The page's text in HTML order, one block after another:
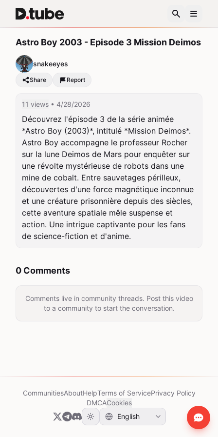
Astro Boy 2003 - Episode 3 Mission Deimos
snakeeyes
Share Report
11 views • 4/28/2026
Découvrez l'épisode 3 de la série animée
*Astro Boy (2003)*, intitulé *Mission Deimos*.
Astro Boy accompagne le professeur Rocher
sur la lune Deimos de Mars pour enquêter sur
une révolte mystérieuse de robots dans une
mine de cobalt. Entre sauvetages périlleux,
découvertes d'une force magnétique inconnue
et une créature prisonnière depuis des siècles,
cette aventure spatiale mêle suspense et
action. Une intrigue captivante pour les fans
de science-fiction et d'anime.
0 Comments
Comments live in community threads. Post this video
to a community to start the conversation.
CommunitiesAboutHelpTerms of ServicePrivacy Policy
DMCACookies